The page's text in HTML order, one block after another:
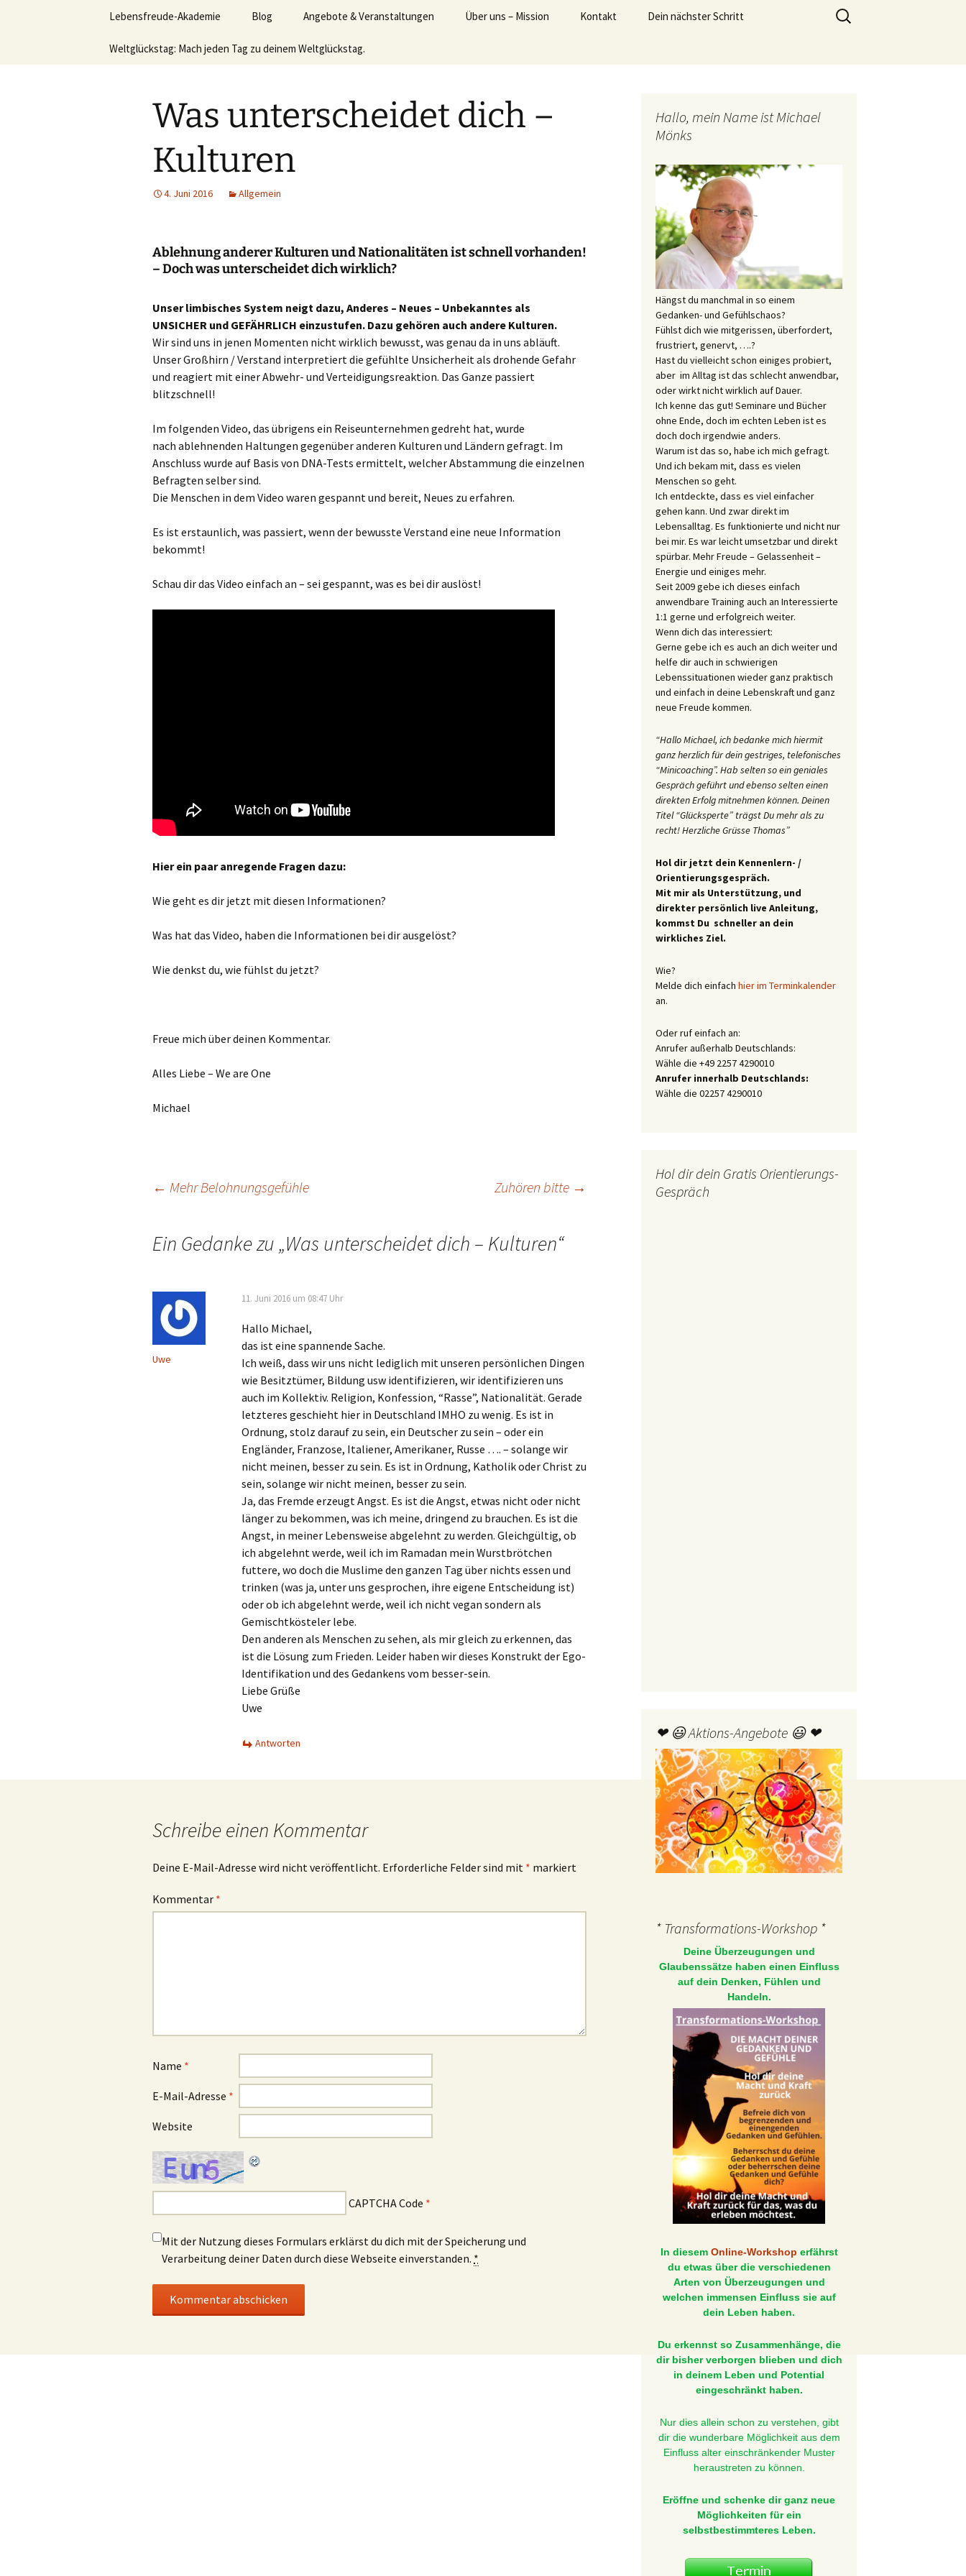
Lebensfreude-Akademie
Lerne deinen stressigen Alltag mit mehr Freude und Gelassenheit erfolgreich meistern und genießen zu können.
Lebensfreude-Akademie Blog Angebote & Veranstaltungen
Veranstaltungen
Aktuelle – Angebote
Über uns – Mission Kontakt Dein nächster Schritt
Weltglückstag: Mach jeden Tag zu deinem Weltglückstag.
Suchen
nach:
Was unterscheidet dich –
Kulturen
4. Juni 2016 Allgemein
Ablehnung anderer Kulturen und Nationalitäten ist schnell vorhanden!
– Doch was unterscheidet dich wirklich?
Unser limbisches System neigt dazu, Anderes – Neues – Unbekanntes als
UNSICHER und GEFÄHRLICH einzustufen. Dazu gehören auch andere Kulturen.
Wir sind uns in jenen Momenten nicht wirklich bewusst, was genau da in uns abläuft.
Unser Großhirn / Verstand interpretiert die gefühlte Unsicherheit als drohende Gefahr
und reagiert mit einer Abwehr- und Verteidigungsreaktion. Das Ganze passiert
blitzschnell!
Im folgenden Video, das übrigens ein Reiseunternehmen gedreht hat, wurde
nach ablehnenden Haltungen gegenüber anderen Kulturen und Ländern gefragt. Im
Anschluss wurde auf Basis von DNA-Tests ermittelt, welcher Abstammung die einzelnen
Befragten selber sind.
Die Menschen in dem Video waren gespannt und bereit, Neues zu erfahren.
Es ist erstaunlich, was passiert, wenn der bewusste Verstand eine neue Information
bekommt!
Schau dir das Video einfach an – sei gespannt, was es bei dir auslöst!
Hier ein paar anregende Fragen dazu:
Wie geht es dir jetzt mit diesen Informationen?
Was hat das Video, haben die Informationen bei dir ausgelöst?
Wie denkst du, wie fühlst du jetzt?
Freue mich über deinen Kommentar.
Alles Liebe – We are One
Michael
Beitragsnavigation
← Mehr Belohnungsgefühle Zuhören bitte →
Ein Gedanke zu „Was unterscheidet dich – Kulturen“
Uwe
11. Juni 2016 um 08:47 Uhr
Hallo Michael,
das ist eine spannende Sache.
Ich weiß, dass wir uns nicht lediglich mit unseren persönlichen Dingen
wie Besitztümer, Bildung usw identifizieren, wir identifizieren uns
auch im Kollektiv. Religion, Konfession, “Rasse”, Nationalität. Gerade
letzteres geschieht hier in Deutschland IMHO zu wenig. Es ist in
Ordnung, stolz darauf zu sein, ein Deutscher zu sein – oder ein
Engländer, Franzose, Italiener, Amerikaner, Russe …. – solange wir
nicht meinen, besser zu sein. Es ist in Ordnung, Katholik oder Christ zu
sein, solange wir nicht meinen, besser zu sein.
Ja, das Fremde erzeugt Angst. Es ist die Angst, etwas nicht oder nicht
länger zu bekommen, was ich meine, dringend zu brauchen. Es ist die
Angst, in meiner Lebensweise abgelehnt zu werden. Gleichgültig, ob
ich abgelehnt werde, weil ich im Ramadan mein Wurstbrötchen
futtere, wo doch die Muslime den ganzen Tag über nichts essen und
trinken (was ja, unter uns gesprochen, ihre eigene Entscheidung ist)
oder ob ich abgelehnt werde, weil ich nicht vegan sondern als
Gemischtkösteler lebe.
Den anderen als Menschen zu sehen, als mir gleich zu erkennen, das
ist die Lösung zum Frieden. Leider haben wir dieses Konstrukt der Ego-
Identifikation und des Gedankens vom besser-sein.
Liebe Grüße
Uwe
Antworten
Schreibe einen Kommentar
Deine E-Mail-Adresse wird nicht veröffentlicht. Erforderliche Felder sind mit * markiert
Kommentar *
Name *
E-Mail-Adresse *
Website
CAPTCHA Code *
Mit der Nutzung dieses Formulars erklärst du dich mit der Speicherung und
Verarbeitung deiner Daten durch diese Webseite einverstanden. *
Hallo, mein Name ist Michael
Mönks
Hängst du manchmal in so einem
Gedanken- und Gefühlschaos?
Fühlst dich wie mitgerissen, überfordert,
frustriert, genervt, ….?
Hast du vielleicht schon einiges probiert,
aber im Alltag ist das schlecht anwendbar,
oder wirkt nicht wirklich auf Dauer.
Ich kenne das gut! Seminare und Bücher
ohne Ende, doch im echten Leben ist es
doch doch irgendwie anders.
Warum ist das so, habe ich mich gefragt.
Und ich bekam mit, dass es vielen
Menschen so geht.
Ich entdeckte, dass es viel einfacher
gehen kann. Und zwar direkt im
Lebensalltag. Es funktionierte und nicht nur
bei mir. Es war leicht umsetzbar und direkt
spürbar. Mehr Freude – Gelassenheit –
Energie und einiges mehr.
Seit 2009 gebe ich dieses einfach
anwendbare Training auch an Interessierte
1:1 gerne und erfolgreich weiter.
Wenn dich das interessiert:
Gerne gebe ich es auch an dich weiter und
helfe dir auch in schwierigen
Lebenssituationen wieder ganz praktisch
und einfach in deine Lebenskraft und ganz
neue Freude kommen.
“Hallo Michael, ich bedanke mich hiermit
ganz herzlich für dein gestriges, telefonisches
“Minicoaching”. Hab selten so ein geniales
Gespräch geführt und ebenso selten einen
direkten Erfolg mitnehmen können. Deinen
Titel “Glücksperte” trägst Du mehr als zu
recht! Herzliche Grüsse Thomas”
Hol dir jetzt dein Kennenlern- /
Orientierungsgespräch.
Mit mir als Unterstützung, und
direkter persönlich live Anleitung,
kommst Du schneller an dein
wirkliches Ziel.
Wie?
Melde dich einfach hier im Terminkalender
an.
Oder ruf einfach an:
Anrufer außerhalb Deutschlands:
Wähle die +49 2257 4290010
Anrufer innerhalb Deutschlands:
Wähle die 02257 4290010
Hol dir dein Gratis Orientierungs-
Gespräch
❤ 😃 Aktions-Angebote 😃 ❤
* Transformations-Workshop *
Deine Überzeugungen und
Glaubenssätze haben einen Einfluss
auf dein Denken, Fühlen und
Handeln.
In diesem Online-Workshop erfährst
du etwas über die verschiedenen
Arten von Überzeugungen und
welchen immensen Einfluss sie auf
dein Leben haben.
Du erkennst so Zusammenhänge, die
dir bisher verborgen blieben und dich
in deinem Leben und Potential
eingeschränkt haben.
Nur dies allein schon zu verstehen, gibt
dir die wunderbare Möglichkeit aus dem
Einfluss alter einschränkender Muster
heraustreten zu können.
Eröffne und schenke dir ganz neue
Möglichkeiten für ein
selbstbestimmteres Leben.